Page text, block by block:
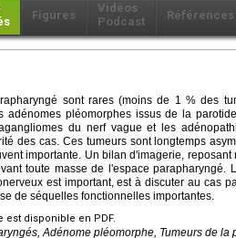
Figures
Vidéos
Podcast
Références
sont rares (moins de 1 % des
adénomes pléomorphes issus de la
du nerf vague et les
des cas. Ces tumeurs sont longtemps
importante. Un bilan d'imagerie,
toute masse de l'espace parapharyngé.
est important, est à discuter au cas
de séquelles fonctionnelles importantes.
est disponible en PDF.
Adénome pléomorphe, Tumeurs de la